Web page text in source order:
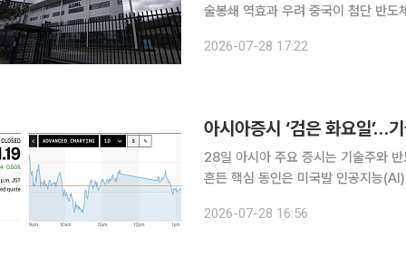
술봉쇄 역효과 우려 중국이 첨단 반
2026-07-28 17:22
아시아증시 ‘검은 화요일
28일 아시아 주요 증시는 기술주와 반도
흔든 핵심 동인은 미국발 인공지능
시간적으로 동기화된 일본과 대만 등
2026-07-28 16:56